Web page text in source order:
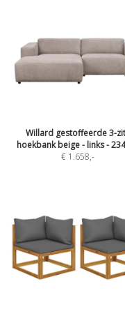
Willard gestoffeerde 3-
hoekbank beige - links -
€ 1.658,-